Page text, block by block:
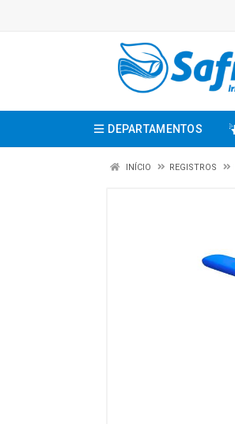
DEPARTAMENTOS
INÍCIO REGISTROS